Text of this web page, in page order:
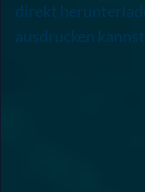
direkt
ausdrucken